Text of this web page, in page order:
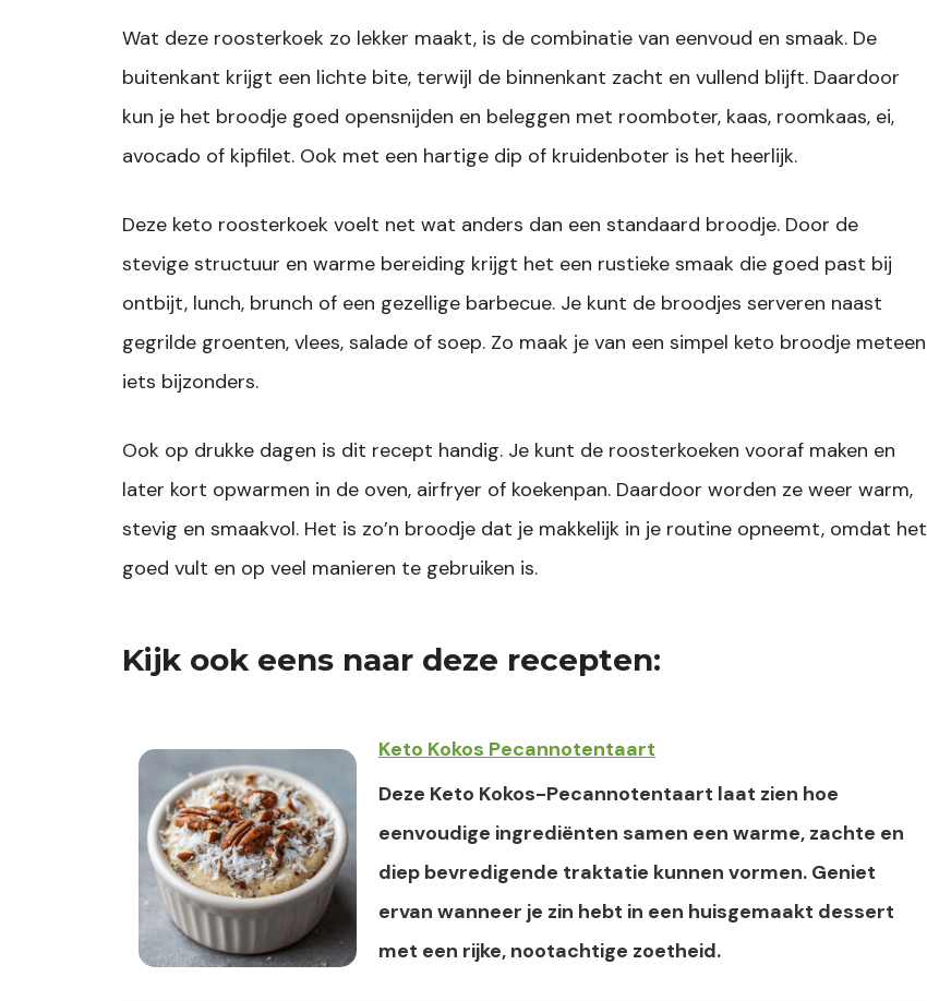
Wat deze roosterkoek zo lekker maakt, is de combinatie van eenvoud en smaak. De
buitenkant krijgt een lichte bite, terwijl de binnenkant zacht en vullend blijft. Daardoor
kun je het broodje goed opensnijden en beleggen met roomboter, kaas, roomkaas, ei,
avocado of kipfilet. Ook met een hartige dip of kruidenboter is het heerlijk.
Deze keto roosterkoek voelt net wat anders dan een standaard broodje. Door de
stevige structuur en warme bereiding krijgt het een rustieke smaak die goed past bij
ontbijt, lunch, brunch of een gezellige barbecue. Je kunt de broodjes serveren naast
gegrilde groenten, vlees, salade of soep. Zo maak je van een simpel keto broodje meteen
iets bijzonders.
Ook op drukke dagen is dit recept handig. Je kunt de roosterkoeken vooraf maken en
later kort opwarmen in de oven, airfryer of koekenpan. Daardoor worden ze weer warm,
stevig en smaakvol. Het is zo’n broodje dat je makkelijk in je routine opneemt, omdat het
goed vult en op veel manieren te gebruiken is.
Kijk ook eens naar deze recepten:
Keto Kokos Pecannotentaart
Deze Keto Kokos-Pecannotentaart laat zien hoe
eenvoudige ingrediënten samen een warme, zachte en
diep bevredigende traktatie kunnen vormen. Geniet
ervan wanneer je zin hebt in een huisgemaakt dessert
met een rijke, nootachtige zoetheid.